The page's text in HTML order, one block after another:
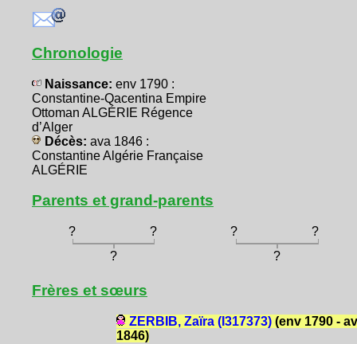
Chronologie
Naissance: env 1790 :
Constantine-Qacentina Empire
Ottoman ALGÉRIE Régence
d’Alger
Décès: ava 1846 :
Constantine Algérie Française
ALGÉRIE
Parents et grand-parents
? ? ?
?
?
?
Frères et sœurs
ZERBIB, Zaïra (I317373)(env 1790 -
1846)